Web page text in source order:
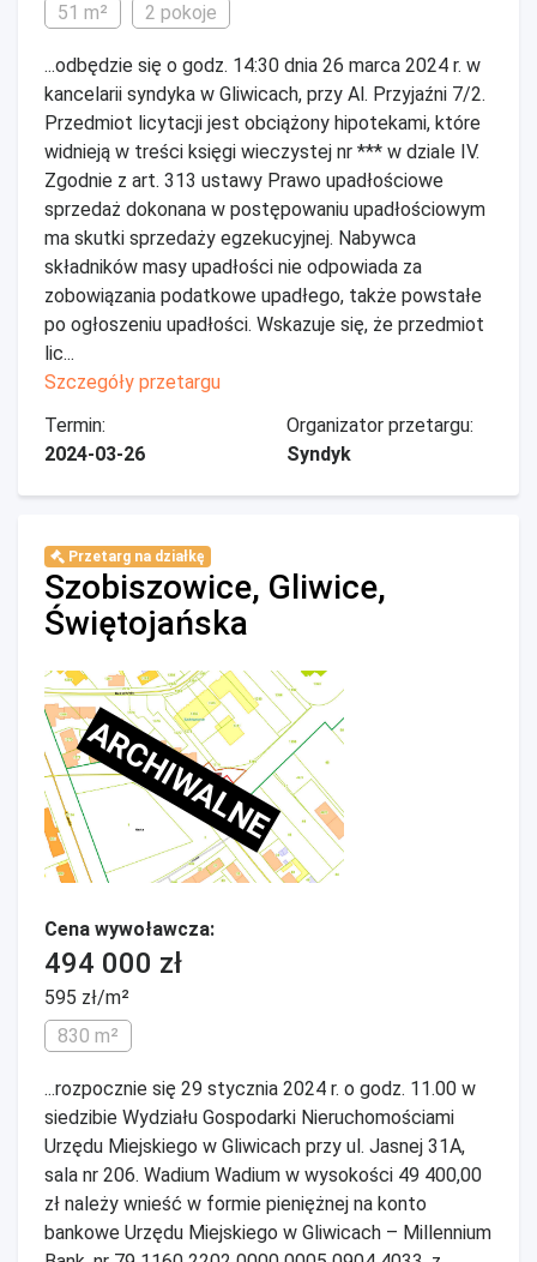
51 m²
2 pokoje
...odbędzie się o godz. 14:30 dnia 26 marca 2024 r. w
kancelarii syndyka w Gliwicach, przy Al. Przyjaźni 7/2.
Przedmiot licytacji jest obciążony hipotekami, które
widnieją w treści księgi wieczystej nr *** w dziale IV.
Zgodnie z art. 313 ustawy Prawo upadłościowe
sprzedaż dokonana w postępowaniu upadłościowym
ma skutki sprzedaży egzekucyjnej. Nabywca
składników masy upadłości nie odpowiada za
zobowiązania podatkowe upadłego, także powstałe
po ogłoszeniu upadłości. Wskazuje się, że przedmiot
lic...
Szczegóły przetargu
Termin:
2024-03-26
Organizator przetargu:
Syndyk
Przetarg na działkę
Szobiszowice, Gliwice,
Świętojańska
ARCHIWALNE
Cena wywoławcza:
494 000 zł
595 zł/m²
830 m²
...rozpocznie się 29 stycznia 2024 r. o godz. 11.00 w
siedzibie Wydziału Gospodarki Nieruchomościami
Urzędu Miejskiego w Gliwicach przy ul. Jasnej 31A,
sala nr 206. Wadium Wadium w wysokości 49 400,00
zł należy wnieść w formie pieniężnej na konto
bankowe Urzędu Miejskiego w Gliwicach – Millennium